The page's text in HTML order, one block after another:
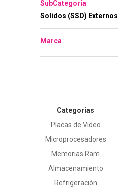
SubCategoría
Solidos (SSD) Externos
Marca
Categorias
Placas de Video
Microprocesadores
Memorias Ram
Almacenamiento
Refrigeración